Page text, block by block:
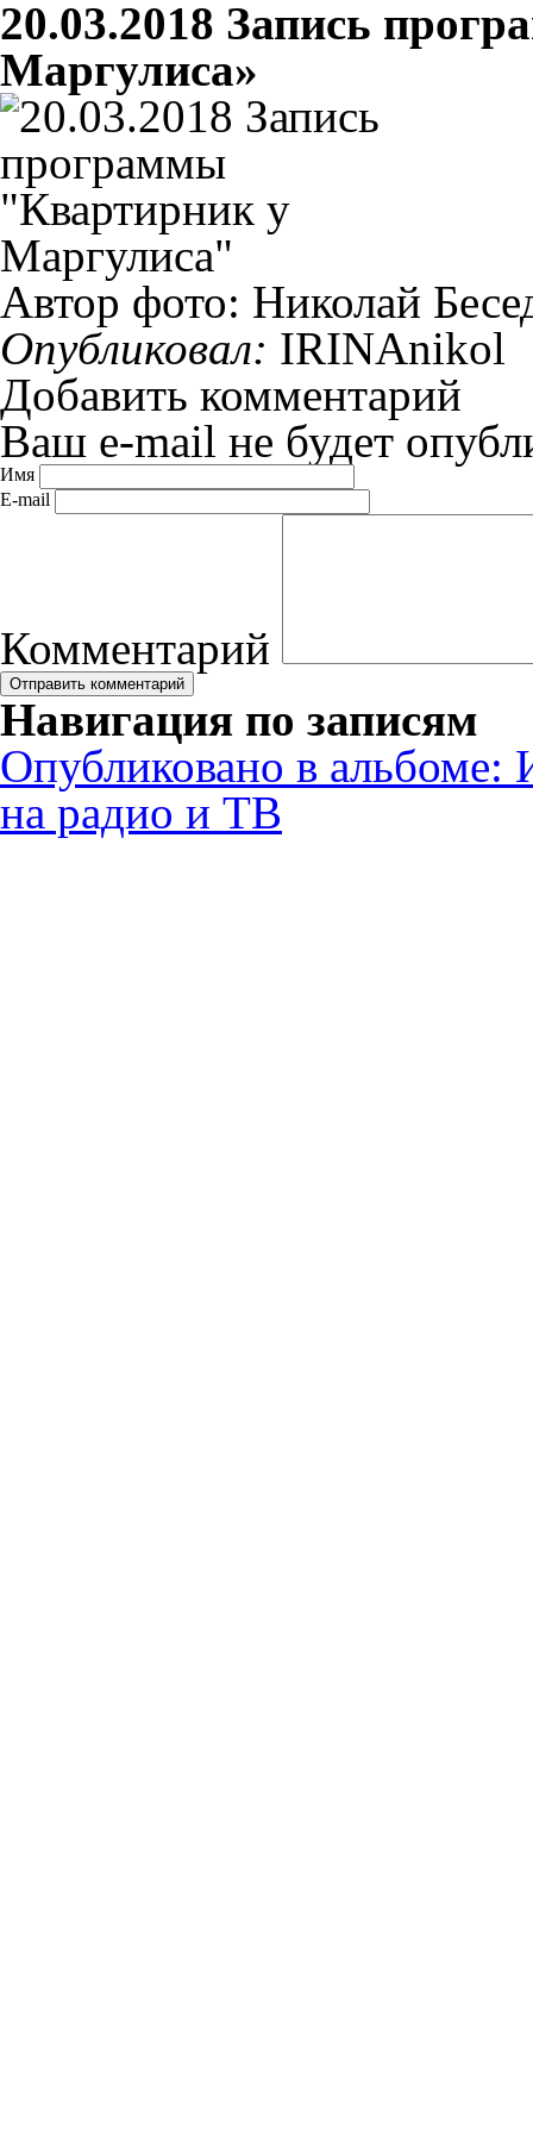
20.03.2018 Запись
Маргулиса»
Автор фото: Николай
Опубликовал: IRINAnikol
Добавить комментарий
Ваш e-mail не будет
Имя
E-mail
Комментарий
Навигация по записям
Опубликовано в альбоме:
на радио и ТВ